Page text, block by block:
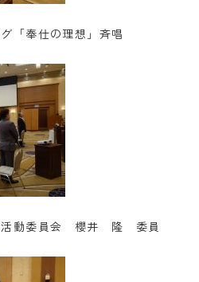
「奉仕の理想」斉唱
動委員会 櫻井 隆 委員